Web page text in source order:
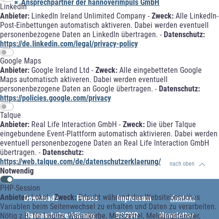
LinkedIn
Anbieter: LinkedIn Ireland Unlimited Company - Zweck: Alle LinkedIn-
Post-Einbettungen automatisch aktiveren. Dabei werden eventuell
personenbezogene Daten an LinkedIn übertragen. - Datenschutz:
https://de.linkedin.com/legal/privacy-policy
Google Maps
Anbieter: Google Ireland Ltd - Zweck: Alle eingebetteten Google
Maps automatisch aktiveren. Dabei werden eventuell
personenbezogene Daten an Google übertragen. - Datenschutz:
https://policies.google.com/privacy
Talque
Anbieter: Real Life Interaction GmbH - Zweck: Die über Talque
eingebundene Event-Plattform automatisch aktivieren. Dabei werden
eventuell personenbezogene Daten an Real Life Interaction GmbH
übertragen. - Datenschutz:
https://web.talque.com/de/datenschutzerklaerung/
Notwendig
PHP-Session
Anbieter:Lokal -Zweck:Erlaubt während des Websitebesuches
Variablen beim Seitenwechsel zu erhalten und Daten zu verarbeiten.
Nötig z.B. für Logins, Warenkörbe, Merkzettel, Meldungsfenster,
Ansprechpartner der hannoverimpuls GmbH
nach oben
Downloads Presse Impressum
Kontakt
Datenschutzerklärung
DSGVO Newsletter